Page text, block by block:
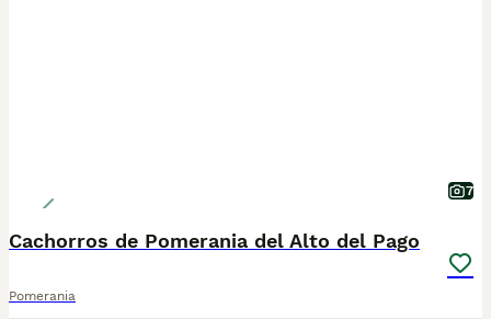
7
Cachorros de Pomerania del Alto del Pago
Pomerania